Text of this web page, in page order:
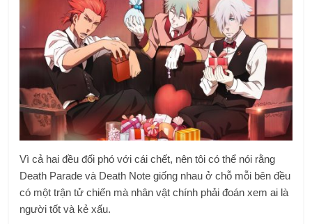
Vì cả hai đều đối phó với cái chết, nên tôi có thể nói rằng
Death Parade và Death Note giống nhau ở chỗ mỗi bên đều
có một trận tử chiến mà nhân vật chính phải đoán xem ai là
người tốt và kẻ xấu.